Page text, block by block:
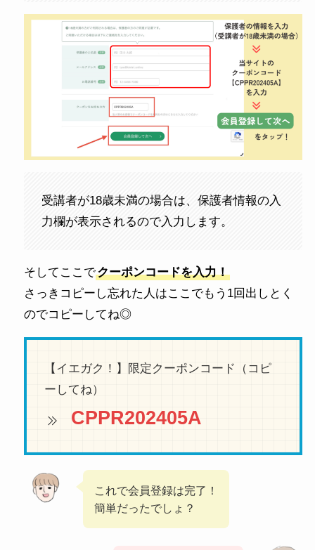
受講者が18歳未満の場合は、保護者情報の入
力欄が表示されるので入力します。
そしてここでクーポンコードを入力！
さっきコピーし忘れた人はここでもう1回出しとく
のでコピーしてね◎
【イエガク！】限定クーポンコード（コピ
ーしてね）
CPPR202405A
これで会員登録は完了！
簡単だったでしょ？